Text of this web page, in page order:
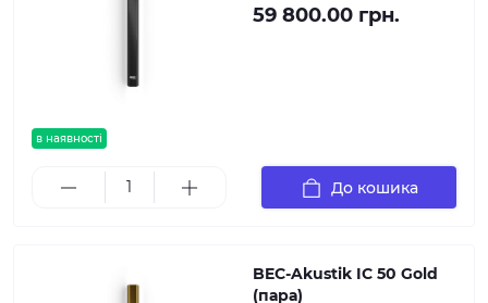
в наявності
59 800.00 грн.
До кошика
BEC-Akustik IC 50 Gold
(пара)